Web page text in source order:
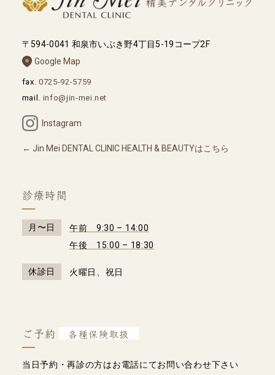
〒594-0041 和泉市いぶき野4丁目5-19コープ2F
Google Map
fax.0725-92-5759
mail. info@jin-mei.net
Instagram
Jin Mei DENTAL CLINIC HEALTH & BEAUTYはこちら
診療時間
月〜日
午前 9:30 – 14:00
午後 15:00 – 18:30
休診日 火曜日、祝日
ご予約 各種保険取扱
当日予約・再診の方はお電話にてお問い合わせ下さい